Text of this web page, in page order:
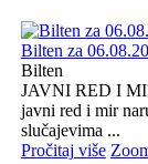
Bilten za
Bilten
JAVNI RED I
javni red i mir
slučajevima ...
Pročitaj više